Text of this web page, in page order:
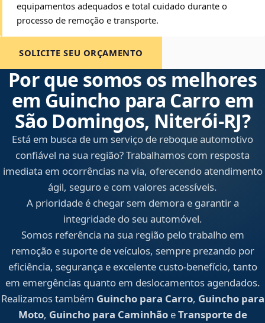
equipamentos adequados e total cuidado durante o
processo de remoção e transporte.
SOLICITE SEU ORÇAMENTO
Por que somos os melhores
em Guincho para Carro em
São Domingos, Niterói‑RJ?
Está em busca de um serviço de reboque automotivo
confiável na sua região? Trabalhamos com resposta
imediata em ocorrências na via, oferecendo atendimento
ágil, seguro e com valores acessíveis.
A prioridade é chegar sem demora e garantir a
integridade do seu automóvel.
Somos referência na sua região pelo trabalho em
remoção e suporte de veículos, sempre prezando por
eficiência, segurança e excelente custo-benefício, tanto
em emergências quanto em deslocamentos agendados.
Realizamos também Guincho para Carro, Guincho para
Moto, Guincho para CaminhãoeTransporte de